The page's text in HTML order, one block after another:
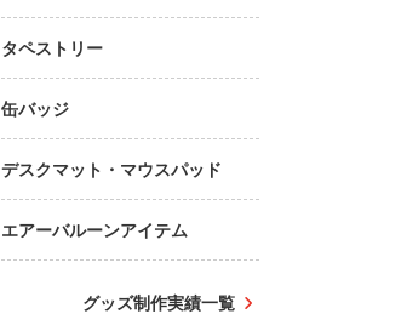
タペストリー
缶バッジ
デスクマット・マウスパッド
エアーバルーンアイテム
グッズ制作実績一覧